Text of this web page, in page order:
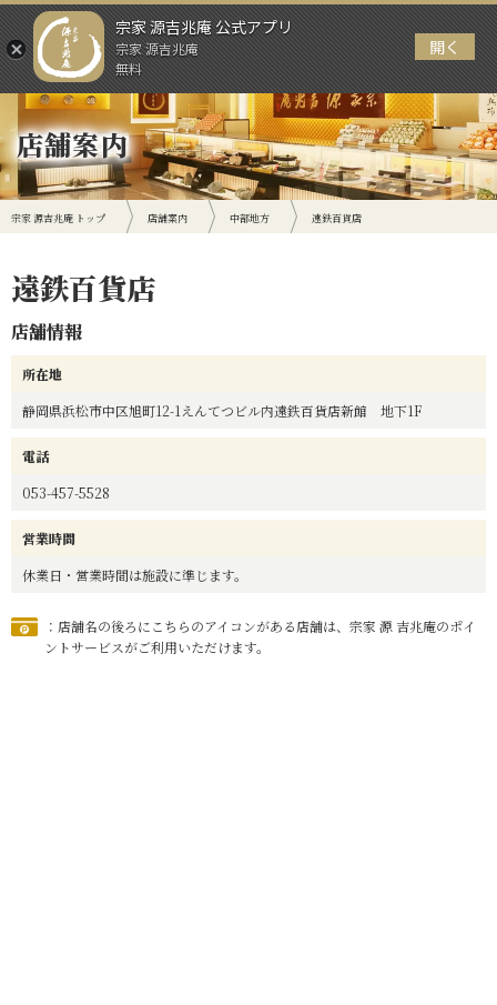
宗家 源吉兆庵 公式アプリ
宗家 源吉兆庵
無料
開く
メニュー
店舗案内
宗家 源吉兆庵 トップ 店舗案内 中部地方 遠鉄百貨店
遠鉄百貨店
店舗情報
所在地
静岡県浜松市中区旭町12-1えんてつビル内遠鉄百貨店新館 地下1F
電話
053-457-5528
営業時間
休業日・営業時間は施設に準じます。
：店舗名の後ろにこちらのアイコンがある店舗は、宗家 源 吉兆庵のポイ
ントサービスがご利用いただけます。